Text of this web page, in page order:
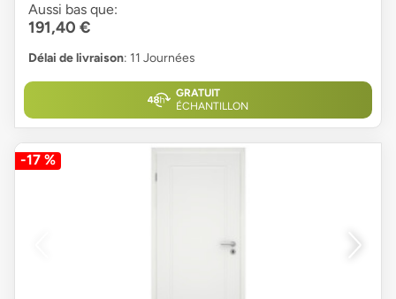
Aussi bas que:
191,40 €
Délai de livraison: 11 Journées
GRATUIT
ÉCHANTILLON
-17 %